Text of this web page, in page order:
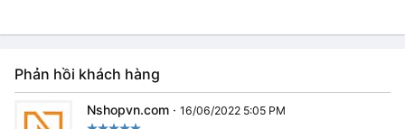
Phản hồi khách hàng
Nshopvn.com · 16/06/2022 5:05 PM